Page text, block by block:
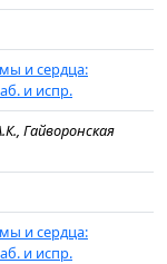
и сердца:
и испр.
Гайворонская
и сердца:
и испр.